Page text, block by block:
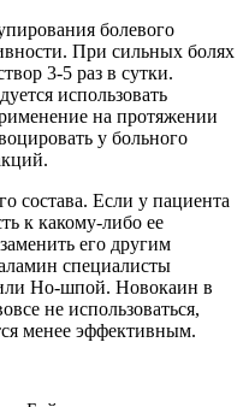
болевого
При сильных болях
3-5 раз в сутки.
использовать
на протяжении
у больного
состава. Если у пациента
к какому-либо ее
его другим
специалисты
Но-шпой. Новокаин в
не использоваться,
менее эффективным.